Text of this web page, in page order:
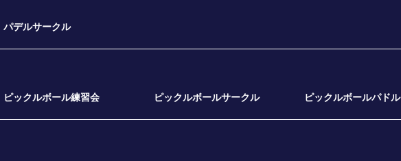
パデルサークル
ピックルボール練習会 ピックルボールサークル ピックルボールパドル